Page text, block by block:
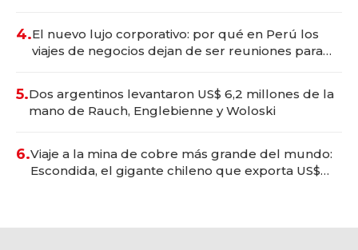
4.El nuevo lujo corporativo: por qué en Perú los
viajes de negocios dejan de ser reuniones para
5.Dos argentinos levantaron US$ 6,2 millones de la
mano de Rauch, Englebienne y Woloski
6.Viaje a la mina de cobre más grande del mundo:
Escondida, el gigante chileno que exporta US$